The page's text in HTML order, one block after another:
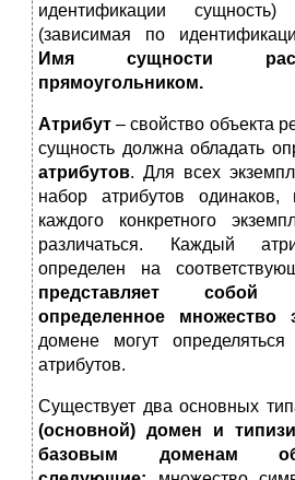
идентификации
(зависимая по
Имя сущности
прямоугольником.
Атрибут – свойство объекта
сущность должна обладать
атрибутов. Для всех
набор атрибутов
каждого конкретного
различаться. Каждый
определен на
представляет
определенное множество
домене могут
атрибутов.
Существует два основных
(основной) домен и
базовым доменам